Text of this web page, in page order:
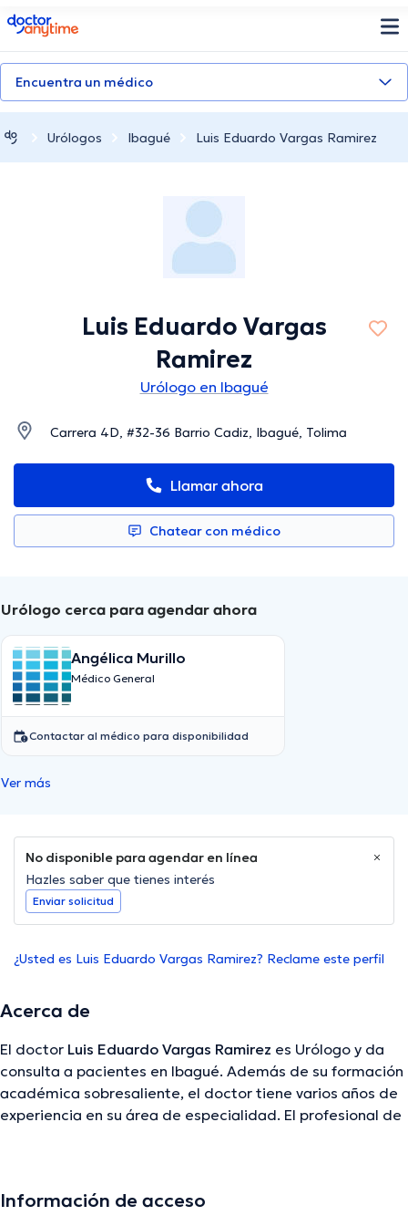
doctoranytime
Encuentra un médico
Urólogos Ibagué Luis Eduardo Vargas Ramirez
Luis Eduardo Vargas
Ramirez
Urólogo en Ibagué
Carrera 4D, #32-36 Barrio Cadiz, Ibagué, Tolima
Llamar ahora
Chatear con médico
Urólogo cerca para agendar ahora
Angélica Murillo
Médico General
Contactar al médico para disponibilidad
Ver más
No disponible para agendar en línea
Hazles saber que tienes interés
Enviar solicitud
¿Usted es Luis Eduardo Vargas Ramirez? Reclame este perfil
Acerca de
El doctor Luis Eduardo Vargas Ramirez es Urólogo y da
consulta a pacientes en Ibagué. Además de su formación
académica sobresaliente, el doctor tiene varios años de
experiencia en su área de especialidad. El profesional de
médicas. Luis Eduardo Vargas Ramirez ha intervenido en
Información de acceso